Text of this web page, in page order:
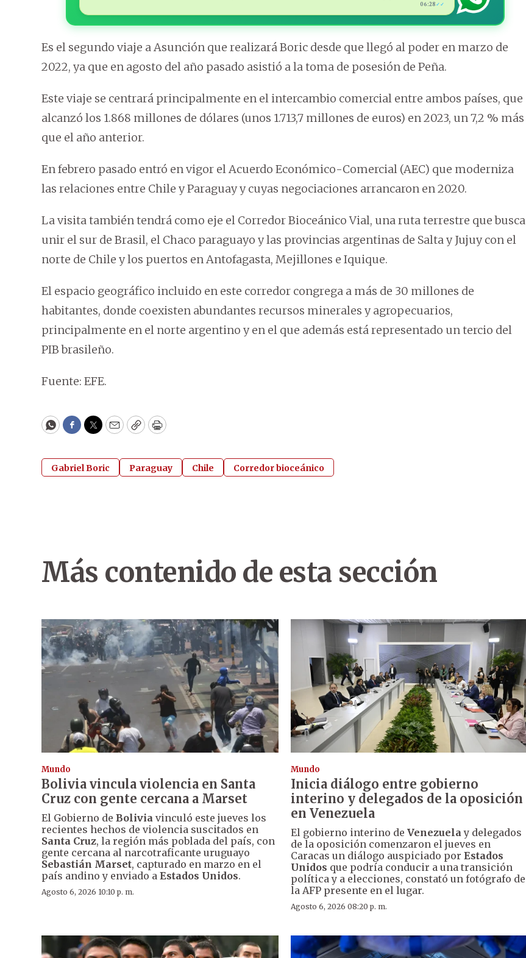
06:28 ✓✓
Es el segundo viaje a Asunción que realizará Boric desde que llegó al poder en marzo de
2022, ya que en agosto del año pasado asistió a la toma de posesión de Peña.
Este viaje se centrará principalmente en el intercambio comercial entre ambos países, que
alcanzó los 1.868 millones de dólares (unos 1.713,7 millones de euros) en 2023, un 7,2 % más
que el año anterior.
En febrero pasado entró en vigor el Acuerdo Económico-Comercial (AEC) que moderniza
las relaciones entre Chile y Paraguay y cuyas negociaciones arrancaron en 2020.
La visita también tendrá como eje el Corredor Bioceánico Vial, una ruta terrestre que busca
unir el sur de Brasil, el Chaco paraguayo y las provincias argentinas de Salta y Jujuy con el
norte de Chile y los puertos en Antofagasta, Mejillones e Iquique.
El espacio geográfico incluido en este corredor congrega a más de 30 millones de
habitantes, donde coexisten abundantes recursos minerales y agropecuarios,
principalmente en el norte argentino y en el que además está representado un tercio del
PIB brasileño.
Fuente: EFE.
WhatsApp
Facebook
Twitter
EmailCopyPrint
Gabriel Boric Paraguay Chile Corredor bioceánico
Más contenido de esta sección
Mundo
Bolivia vincula violencia en Santa
Cruz con gente cercana a Marset
El Gobierno de Bolivia vinculó este jueves los
recientes hechos de violencia suscitados en
Santa Cruz, la región más poblada del país, con
gente cercana al narcotraficante uruguayo
Sebastián Marset, capturado en marzo en el
país andino y enviado a Estados Unidos.
Agosto 6, 2026 10:10 p. m.
Mundo
Inicia diálogo entre gobierno
interino y delegados de la oposición
en Venezuela
El gobierno interino deVenezuelay delegados
de la oposición comenzaron el jueves en
Caracas un diálogo auspiciado porEstados
Unidos que podría conducir a una transición
política y a elecciones, constató un fotógrafo de
la AFP presente en el lugar.
Agosto 6, 2026 08:20 p. m.